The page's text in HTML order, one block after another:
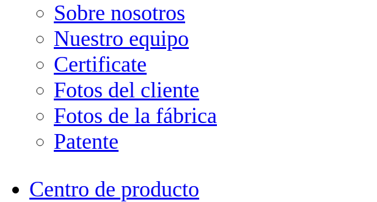
Sobre nosotros
Nuestro equipo
Certificate
Fotos del cliente
Fotos de la fábrica
Patente
Centro de producto